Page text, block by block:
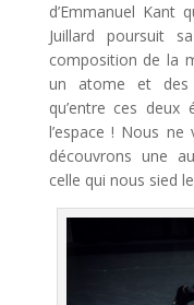
d’Emmanuel Kant
Juillard poursuit
composition de la
un atome et des
qu’entre ces
l’espace ! Nous
découvrons une
celle qui nous sied